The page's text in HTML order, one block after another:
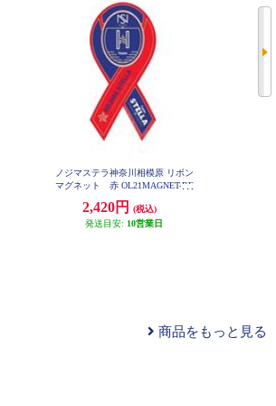
ノジマステラ神奈川相模原 リボン
マグネット 赤 OL21MAGNET-RE
2,420円
(税込)
発送目安: 10営業日
商品をもっと見る